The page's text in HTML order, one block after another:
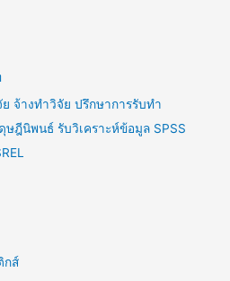
จ้างทำวิจัย ปรึกษาการรับทำ
ฎีนิพนธ์ รับวิเคราะห์ข้อมูล SPSS
กส์